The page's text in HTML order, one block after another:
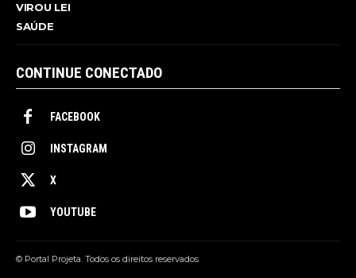
VIROU LEI
SAÚDE
CONTINUE CONECTADO
FACEBOOK
INSTAGRAM
X
YOUTUBE
© Portal Projeta. Todos os direitos reservados